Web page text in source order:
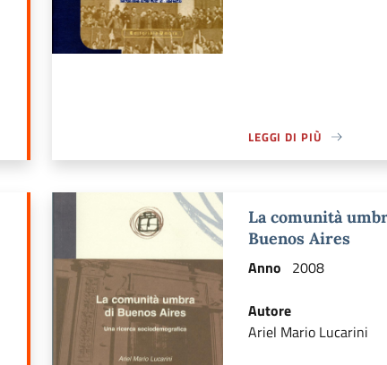
TERRE ADRIATICHE PERDUTE DELL’ITALIA DOPO IL
LEGGI DI PIÙ
A PROPOSITO DI LEGGI
La comunità
Buenos Aires
Anno 2008
Autore
Ariel Mario Lucarini